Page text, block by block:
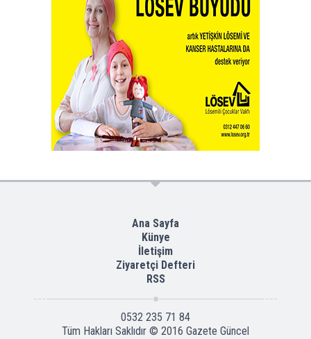
Ana Sayfa
Künye
İletişim
Ziyaretçi Defteri
RSS
0532 235 71 84
Tüm Hakları Saklıdır © 2016 Gazete Güncel